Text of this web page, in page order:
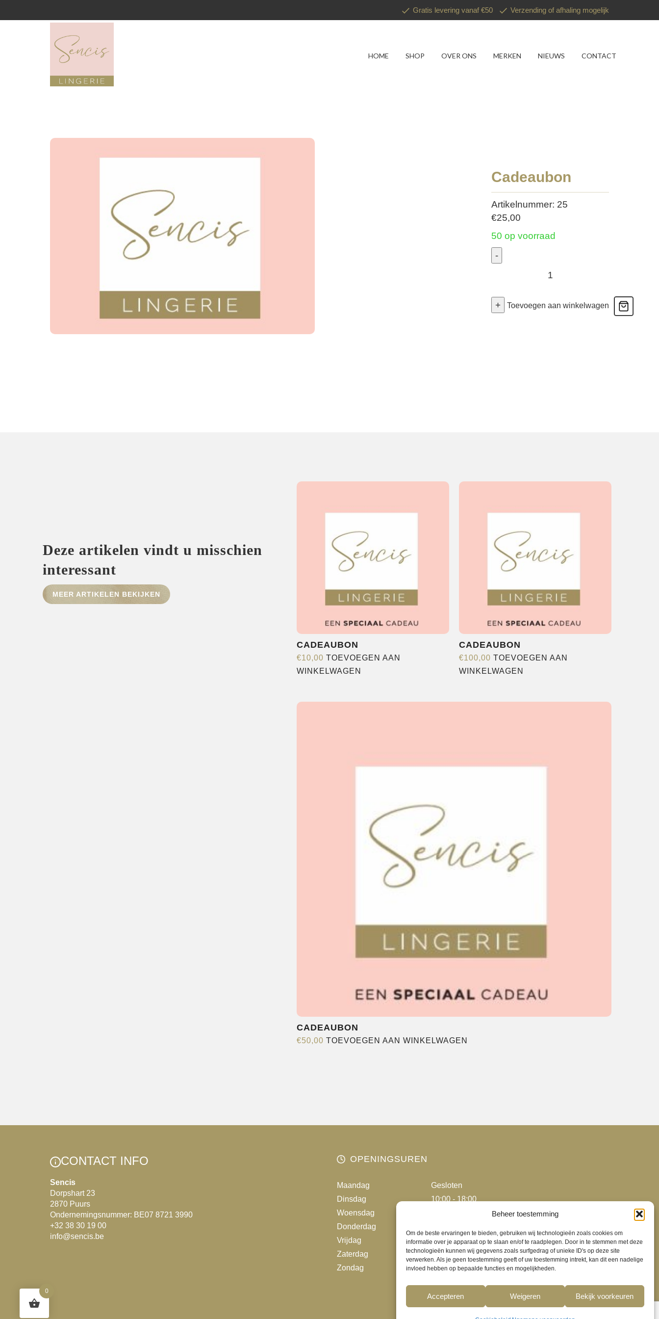
Beheer toestemming
Om de beste ervaringen te bieden, gebruiken wij technologieën zoals cookies om
informatie over je apparaat op te slaan en/of te raadplegen. Door in te stemmen met deze
technologieën kunnen wij gegevens zoals surfgedrag of unieke ID's op deze site
verwerken. Als je geen toestemming geeft of uw toestemming intrekt, kan dit een nadelige
invloed hebben op bepaalde functies en mogelijkheden.
Accepteren Weigeren Bekijk voorkeuren
Gratis levering vanaf €50 Verzending of afhaling mogelijk
HOME SHOP OVER ONS MERKEN NIEUWS CONTACT
Cadeaubon
Artikelnummer: 25
€25,00
50 op voorraad
-
+ Toevoegen aan winkelwagen
Deze artikelen vindt u misschien
interessant
MEER ARTIKELEN BEKIJKEN
CADEAUBON
€10,00 TOEVOEGEN AAN
WINKELWAGEN
CADEAUBON
€100,00 TOEVOEGEN AAN
WINKELWAGEN
CADEAUBON
€50,00 TOEVOEGEN AAN WINKELWAGEN
CONTACT INFO
Sencis
Dorpshart 23
2870 Puurs
Ondernemingsnummer: BE07 8721 3990
+32 38 30 19 00
info@sencis.be
OPENINGSUREN
Maandag
Gesloten
Dinsdag
10:00 - 18:00
Woensdag
Donderdag
Vrijdag
10:00 - 18:00
Zaterdag
10:00 - 17:00
Zondag
Gesloten
0